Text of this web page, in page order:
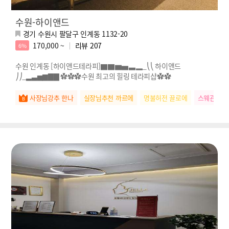
수원-하이앤드
경기 수원시 팔달구 인계동 1132-20
6% 170,000 ~ 리뷰 207
수원 인계동 [하이앤드테라피]▇▇▆▅▃▂_⎝⎝ 하이앤드
⎠⎠_▂▃▅▆▇▇ ✿✿✿수원 최고의 힐링 테라피샵✿✿
사장님강추 한나 실장님추천 까르에 명불허전 끌로에 스웨관리